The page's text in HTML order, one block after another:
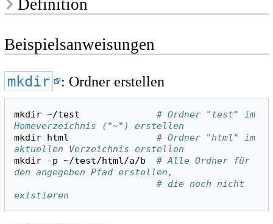
Definition
Beispielsanweisungen
mkdir : Ordner erstellen
mkdir ~/test
# Ordner "test" im
Homeverzeichnis ("~") erstellen
mkdir html
# Ordner "html" im
aktuellen Verzeichnis erstellen
mkdir
-p ~/test/html/a/b
# Alle Ordner für
den angegeben Pfad erstellen,
# die noch nicht
existieren